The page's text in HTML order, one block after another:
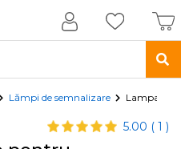
Lămpi de semnalizare Lampa
5.00 ( 1 )